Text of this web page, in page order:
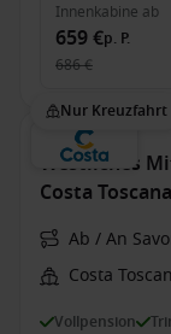
Innenkabine ab
659 €p. P.
686 €
Nur Kreuzfahrt
Westliches
Costa Toscana
Ab / An
Costa
Vollpension